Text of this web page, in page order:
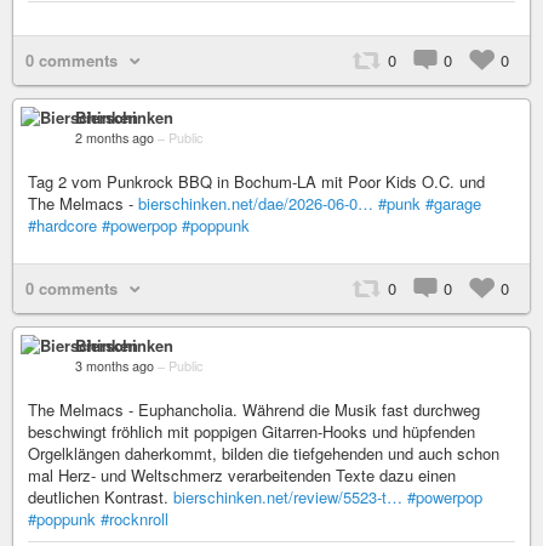
0 comments 0 0 0
Bierschinken
2 months ago – Public
Tag 2 vom Punkrock BBQ in Bochum-LA mit Poor Kids O.C. und
The Melmacs - bierschinken.net/dae/2026-06-0… #punk #garage
#hardcore #powerpop #poppunk
0 comments 0 0 0
Bierschinken
3 months ago – Public
The Melmacs - Euphancholia. Während die Musik fast durchweg
beschwingt fröhlich mit poppigen Gitarren-Hooks und hüpfenden
Orgelklängen daherkommt, bilden die tiefgehenden und auch schon
mal Herz- und Weltschmerz verarbeitenden Texte dazu einen
deutlichen Kontrast. bierschinken.net/review/5523-t… #powerpop
#poppunk #rocknroll